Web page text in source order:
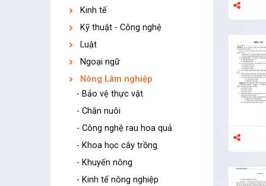
Kinh tế
Kỹ thuật - Công nghệ
Luật
Ngoại ngữ
Nông Lâm nghiệp
- Bảo vệ thực vật
- Chăn nuôi
- Công nghệ rau hoa quả
- Khoa học cây trồng
- Khuyến nông
- Kinh tế nông nghiệp